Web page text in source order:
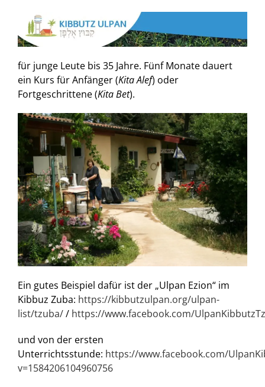
für junge Leute bis 35 Jahre. Fünf Monate dauert
ein Kurs für Anfänger (Kita Alef) oder
Fortgeschrittene (Kita Bet).
Ein gutes Beispiel dafür ist der „Ulpan Ezion“ im
Kibbuz Zuba: https://kibbutzulpan.org/ulpan-
list/tzuba// https://www.facebook.com/
und von der ersten
Unterrichtsstunde: https://www.facebook.com/
v=1584206104960756